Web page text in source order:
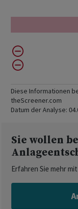
Diese Informationen
theScreener.com
Datum der Analyse:
Sie wollen
Erfahren Sie mehr